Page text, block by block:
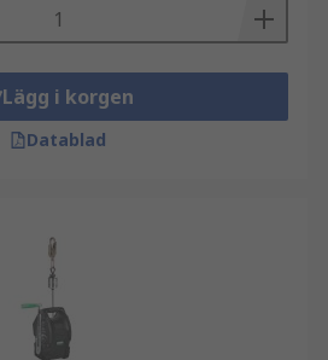
Lägg i korgen
Datablad